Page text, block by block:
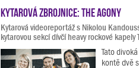
Kytarová zbrojnice: The Agony
Kytarová videoreportáž s Nikolou
kytarovou sekcí dívčí heavy rockové kapely
Tato
kontě dvě